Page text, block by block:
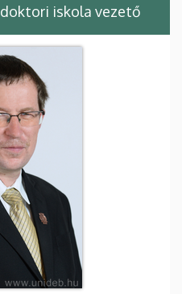
doktori iskola vezető